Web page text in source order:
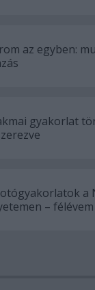
az egyben:
gyakorlat
a
–